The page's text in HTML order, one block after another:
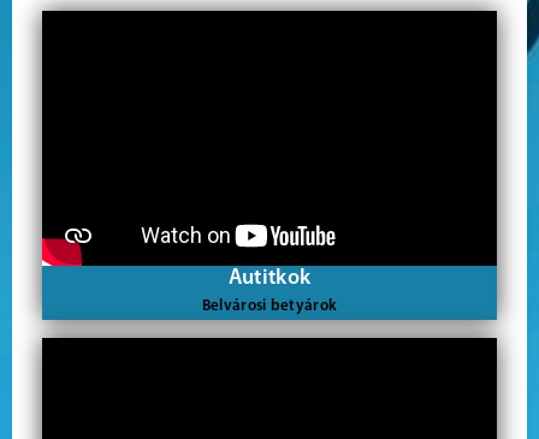
Autitkok
Belvárosi betyárok